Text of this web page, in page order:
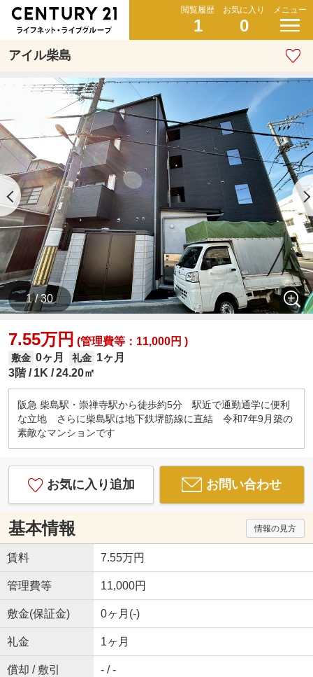
閲覧履歴
1
お気に入り
0
メニュー
アイル柴島
1 / 30
7.55万円 (管理費等：11,000円 )
敷金 0ヶ月 礼金 1ヶ月
3階
1K 24.20㎡
阪急 柴島駅・崇禅寺駅から徒歩約5分 駅近で通勤通学に便利
な立地 さらに柴島駅は地下鉄堺筋線に直結 令和7年9月築の
素敵なマンションです
お気に入り追加 お問い合わせ
基本情報 情報の見方
賃料 7.55万円
管理費等 11,000円
敷金(保証金) 0ヶ月(-)
礼金 1ヶ月
償却 / 敷引 - / -